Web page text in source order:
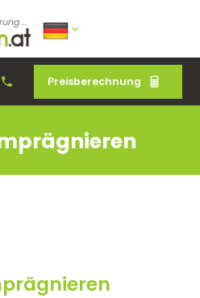
...
Preisberechnung